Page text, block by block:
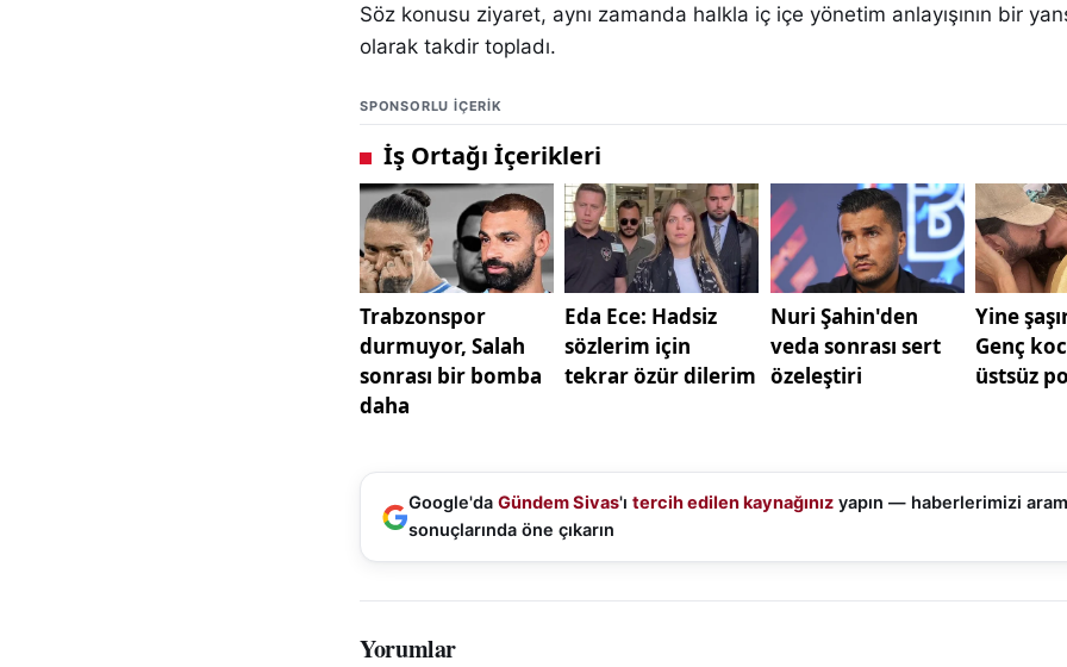
Söz konusu ziyaret, aynı zamanda halkla iç içe yönetim anlayışının bir
olarak takdir topladı.
SPONSORLU IÇERIK
Google'da Gündem Sivas'ı tercih edilen kaynağınız yapın — haberlerimizi
sonuçlarında öne çıkarın
Yorumlar